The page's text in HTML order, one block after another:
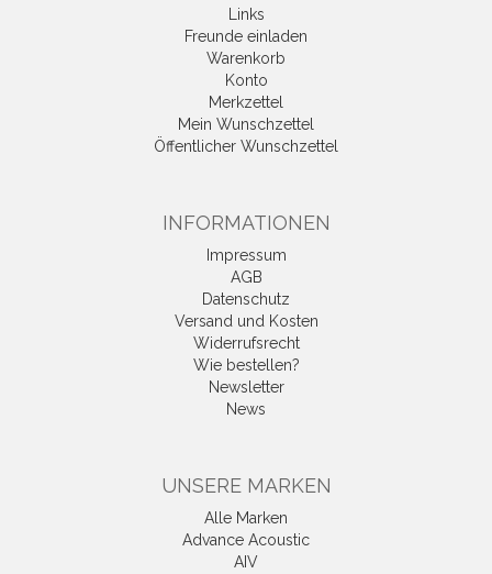
Links
Freunde einladen
Warenkorb
Konto
Merkzettel
Mein Wunschzettel
Öffentlicher Wunschzettel
INFORMATIONEN
Impressum
AGB
Datenschutz
Versand und Kosten
Widerrufsrecht
Wie bestellen?
Newsletter
News
UNSERE MARKEN
Alle Marken
Advance Acoustic
AIV